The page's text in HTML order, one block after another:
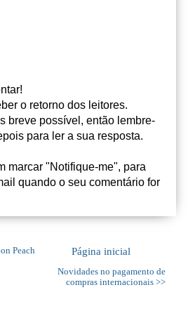
o retorno dos leitores.
breve possível, então lembre-
para ler a sua resposta.
marcar "Notifique-me", para
quando o seu comentário for
Peach
Novidades no pagamento de
compras internacionais >>
Página inicial